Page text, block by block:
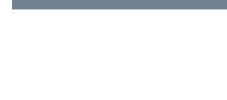
Wprowadzenie